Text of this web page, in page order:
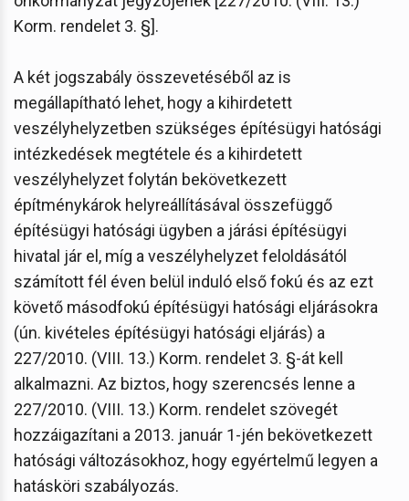
Korm. rendelet 3. §].
A két jogszabály összevetéséből az is
megállapítható lehet, hogy a kihirdetett
veszélyhelyzetben szükséges építésügyi hatósági
intézkedések megtétele és a kihirdetett
veszélyhelyzet folytán bekövetkezett
építménykárok helyreállításával összefüggő
építésügyi hatósági ügyben a járási építésügyi
hivatal jár el, míg a veszélyhelyzet feloldásától
számított fél éven belül induló első fokú és az ezt
követő másodfokú építésügyi hatósági eljárásokra
(ún. kivételes építésügyi hatósági eljárás) a
227/2010. (VIII. 13.) Korm. rendelet 3. §-át kell
alkalmazni. Az biztos, hogy szerencsés lenne a
227/2010. (VIII. 13.) Korm. rendelet szövegét
hozzáigazítani a 2013. január 1-jén bekövetkezett
hatósági változásokhoz, hogy egyértelmű legyen a
hatásköri szabályozás.